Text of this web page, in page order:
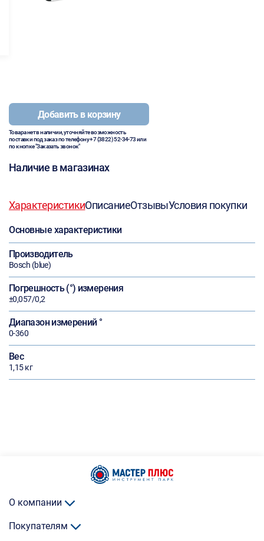
Добавить в корзину
Товара нет в наличии, уточняйте возможность
поставки под заказ по телефону+7 (3822) 52-34-73или
по кнопке "Заказать звонок"
Наличие в магазинах
ХарактеристикиОписаниеОтзывыУсловия покупки
Основные характеристики
Производитель
Bosch (blue)
Погрешность (°) измерения
±0,057/0,2
Диапазон измерений °
0-360
Вес
1,15 кг
О компании
Покупателям